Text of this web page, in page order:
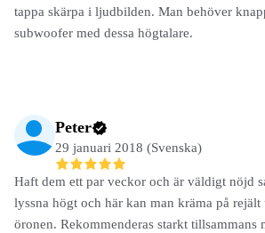
tappa skärpa i ljudbilden. Man behöver
subwoofer med dessa högtalare.
Peter
29 januari 2018 (Svenska)
Haft dem ett par veckor och är väldigt nöjd
lyssna högt och här kan man kräma på
öronen. Rekommenderas starkt tillsammans